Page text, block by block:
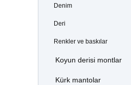
Denim
Deri
Renkler ve baskılar
Koyun derisi montlar
Kürk mantolar